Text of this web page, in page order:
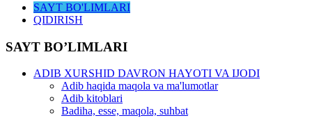
SAYT BO'LIMLARI
QIDIRISH
SAYT BO’LIMLARI
ADIB XURSHID DAVRON HAYOTI VA IJODI
Adib haqida maqola va ma'lumotlar
Adib kitoblari
Badiha, esse, maqola, suhbat